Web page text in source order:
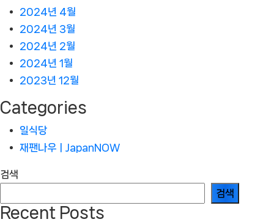
2024년 4월
2024년 3월
2024년 2월
2024년 1월
2023년 12월
Categories
일식당
재팬나우ㅣJapanNOW
검색
검색
Recent Posts